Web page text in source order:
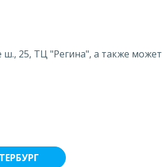
25, ТЦ "Регина", а также может